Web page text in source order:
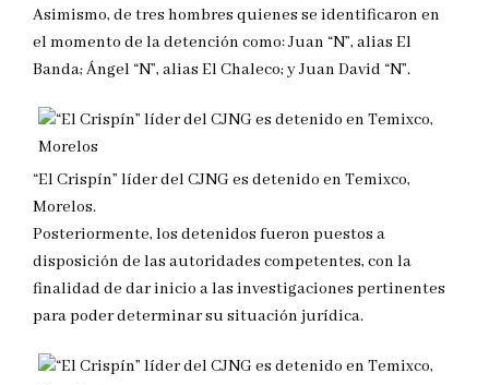
Asimismo, de tres hombres quienes se identificaron en
el momento de la detención como: Juan “N”, alias El
Banda; Ángel “N”, alias El Chaleco; y Juan David “N”.
“El Crispín” líder del CJNG es detenido en Temixco,
Morelos.
Posteriormente, los detenidos fueron puestos a
disposición de las autoridades competentes, con la
finalidad de dar inicio a las investigaciones pertinentes
para poder determinar su situación jurídica.